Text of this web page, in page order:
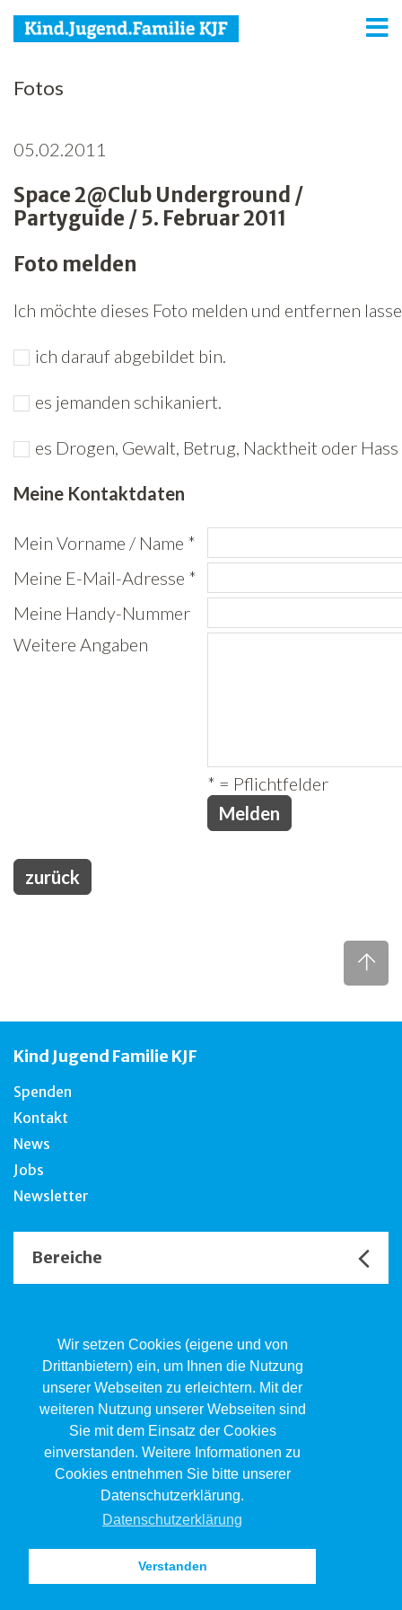
Wir setzen Cookies (eigene und von
Drittanbietern) ein, um Ihnen die Nutzung
unserer Webseiten zu erleichtern. Mit der
weiteren Nutzung unserer Webseiten sind
Sie mit dem Einsatz der Cookies
einverstanden. Weitere Informationen zu
Cookies entnehmen Sie bitte unserer
Datenschutzerklärung.
Datenschutzerklärung
Verstanden
KJF
Jugend
Familie
Netzwerk
Spenden
Jobs
Freiwilligenarbeit
News
Fotos
05.02.2011
Space 2@Club Underground /
Partyguide / 5. Februar 2011
Foto melden
Ich möchte dieses Foto melden und entfernen
ich darauf abgebildet bin.
es jemanden schikaniert.
es Drogen, Gewalt, Betrug, Nacktheit oder
Meine Kontaktdaten
Mein Vorname / Name *
Meine E-Mail-Adresse *
Meine Handy-Nummer
Weitere Angaben
* = Pflichtfelder
zurück
Kind Jugend Familie KJF
Spenden
Kontakt
News
Jobs
Newsletter
Bereiche
Kind.Jugend.Familie KJF
Poststrasse 2, Postfach, 4410 Liestal
061 551 17 77
kjf@jsw.swiss